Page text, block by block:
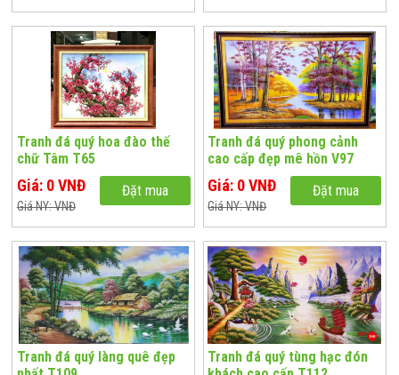
Tranh đá quý hoa đào thế
chữ Tâm T65
Giá: 0 VNĐ
Giá NY: VNĐ
Đặt mua
Tranh đá quý phong cảnh
cao cấp đẹp mê hồn V97
Giá: 0 VNĐ
Giá NY: VNĐ
Đặt mua
Tranh đá quý làng quê đẹp
Tranh đá quý tùng hạc đón